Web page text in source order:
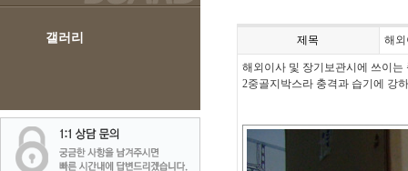
갤러리 제목 해
해외이사 및 장기보관시에 쓰이
2중골지박스라 충격과 습기에 강